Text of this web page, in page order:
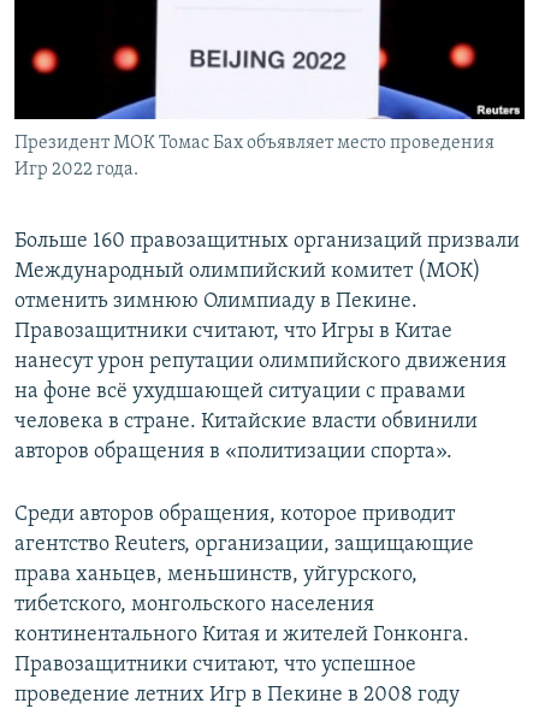
Президент МОК Томас Бах объявляет место проведения
Игр 2022 года.
Больше 160 правозащитных организаций призвали
Международный олимпийский комитет (МОК)
отменить зимнюю Олимпиаду в Пекине.
Правозащитники считают, что Игры в Китае
нанесут урон репутации олимпийского движения
на фоне всё ухудшающей ситуации с правами
человека в стране. Китайские власти обвинили
авторов обращения в «политизации спорта».
Среди авторов обращения, которое приводит
агентство Reuters, организации, защищающие
права ханьцев, меньшинств, уйгурского,
тибетского, монгольского населения
континентального Китая и жителей Гонконга.
Правозащитники считают, что успешное
проведение летних Игр в Пекине в 2008 году